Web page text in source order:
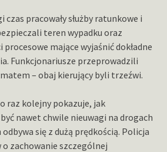
czas pracowały służby ratunkowe i
teren wypadku oraz
mające wyjaśnić dokładne
Funkcjonariusze przeprowadzili
– obaj kierujący byli trzeźwi.
raz kolejny pokazuje, jak
nawet chwile nieuwagi na drogach
się z dużą prędkością. Policja
zachowanie szczególnej